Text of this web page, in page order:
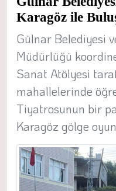
Karagöz ile
Gülnar Belediyesi
Müdürlüğü
Sanat Atölyesi
mahallelerinde
Tiyatrosunun bir
Karagöz gölge